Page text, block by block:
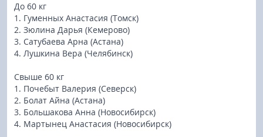
До 60 кг
1. Гуменных Анастасия (Томск)
2. Зюлина Дарья (Кемерово)
3. Сатубаева Арна (Астана)
4. Лушкина Вера (Челябинск)
Свыше 60 кг
1. Почебыт Валерия (Северск)
2. Болат Айна (Астана)
3. Большакова Анна (Новосибирск)
4. Мартынец Анастасия (Новосибирск)